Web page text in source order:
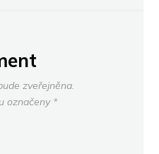
zveřejněna.
označeny *